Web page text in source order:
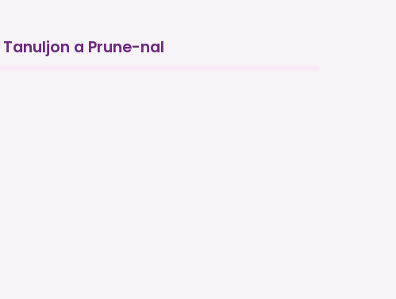
Tanuljon a Prune-nal